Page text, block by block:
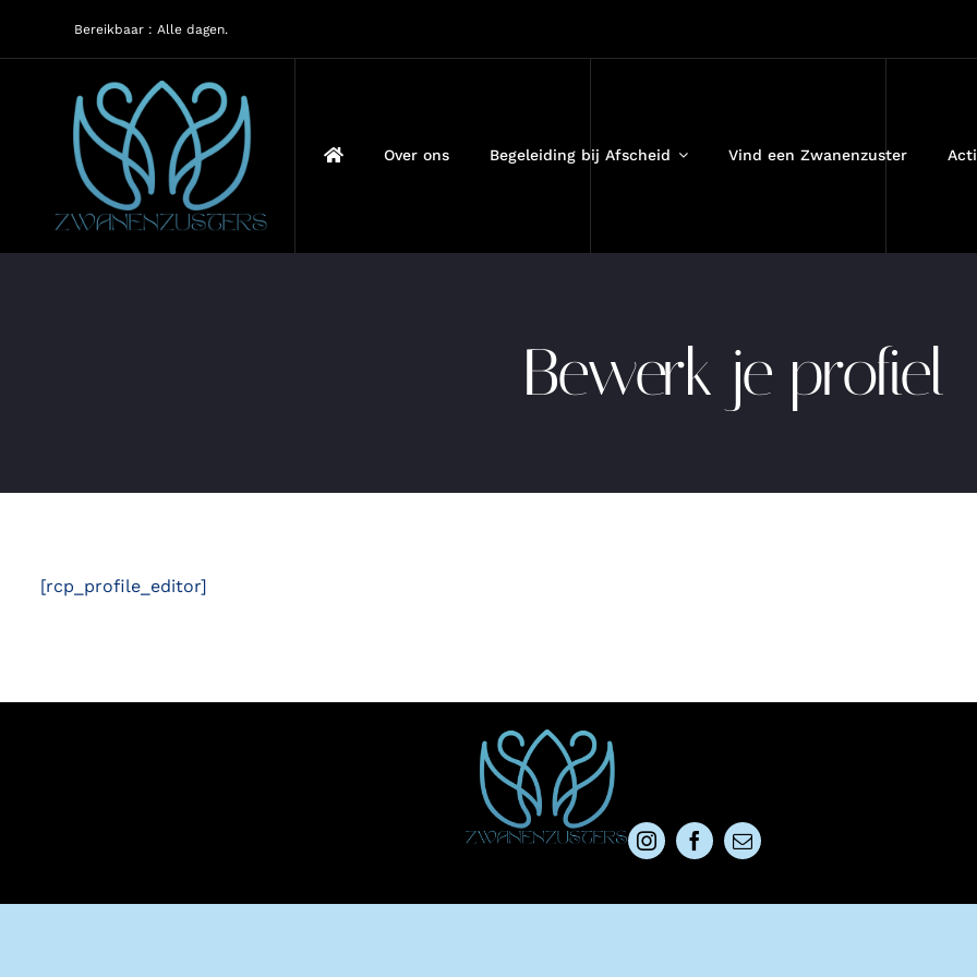
Bereikbaar : Alle dagen.
Over ons Begeleiding bij Afscheid Vind een Zwanenzuster
Bewerk je profiel
[rcp_profile_editor]